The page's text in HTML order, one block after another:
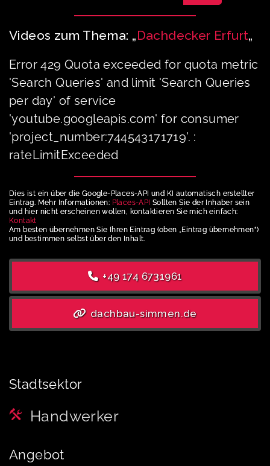
Videos zum Thema: „Dachdecker Erfurt„
Error 429 Quota exceeded for quota metric
'Search Queries' and limit 'Search Queries
per day' of service
'youtube.googleapis.com' for consumer
'project_number:744543171719'. :
rateLimitExceeded
Dies ist ein über die Google-Places-API und KI automatisch erstellter
Eintrag. Mehr Informationen: Places-API Sollten Sie der Inhaber sein
und hier nicht erscheinen wollen, kontaktieren Sie mich einfach:
Kontakt
Am besten übernehmen Sie Ihren Eintrag (oben „Eintrag übernehmen“)
und bestimmen selbst über den Inhalt.
+49 174 6731961
dachbau-simmen.de
Stadtsektor
Handwerker
Angebot